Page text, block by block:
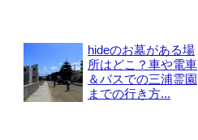
hideのお墓がある場
所はどこ？車や電車
＆バスでの三浦霊園
までの行き方...